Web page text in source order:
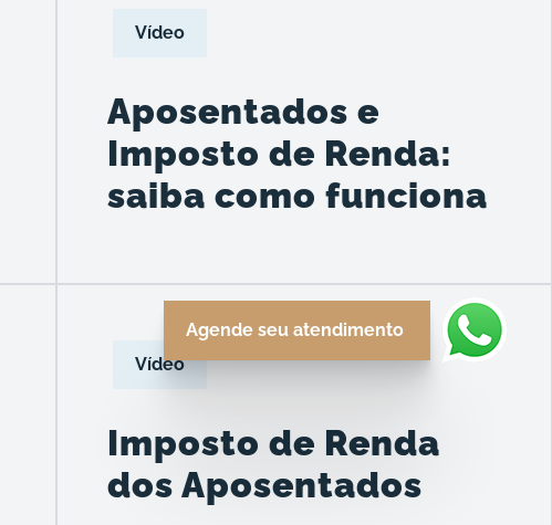
Agende seu atendimento
Vídeo
Aposentados e
Imposto de Renda:
saiba como funciona
Vídeo
Imposto de Renda
dos Aposentados